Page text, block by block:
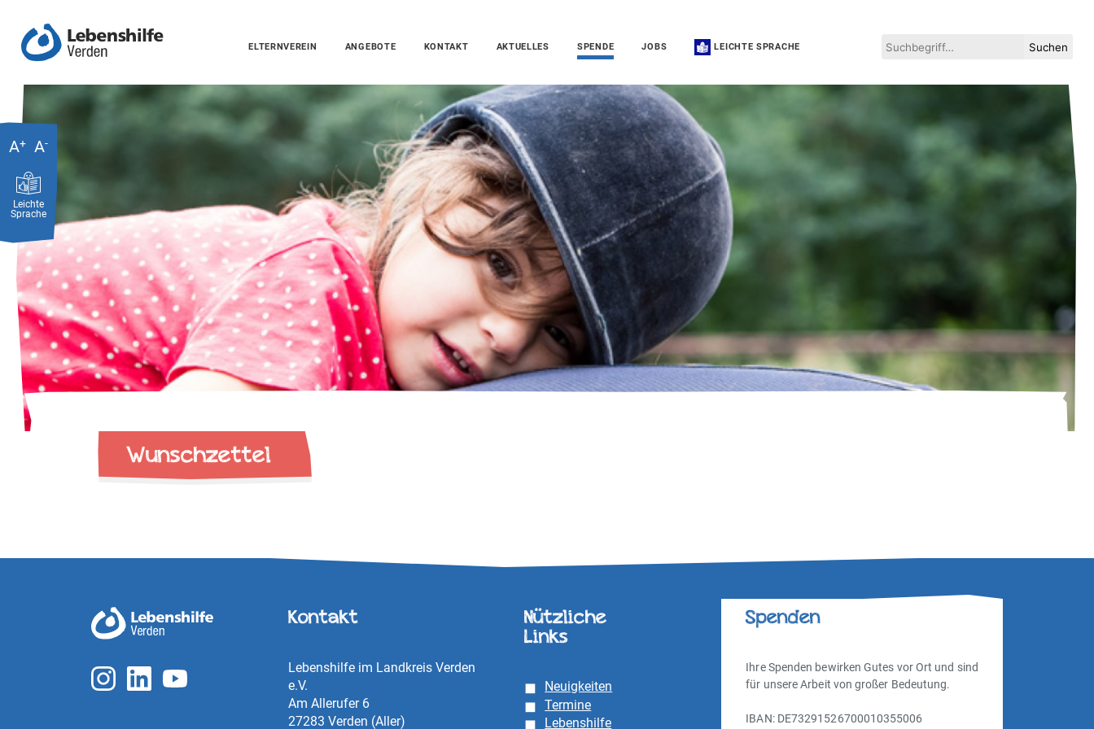
ELTERNVEREIN ANGEBOTE KONTAKT AKTUELLES SPENDE JOBS LEICHTE SPRACHE Suchen
A+ A-
Leichte
Sprache
Wunschzettel
Kontakt
Lebenshilfe im Landkreis Verden
e.V.
Am Allerufer 6
27283 Verden (Aller)
Nützliche
Links
Neuigkeiten
Termine
Lebenshilfe
Spenden
Ihre Spenden bewirken Gutes vor Ort und sind
für unsere Arbeit von großer Bedeutung.
IBAN: DE73291526700010355006